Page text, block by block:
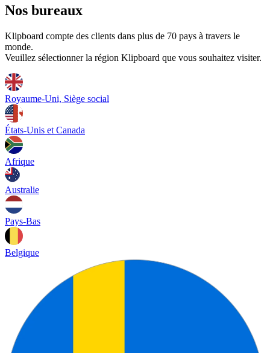
Nos bureaux
Klipboard compte des clients dans plus de 70 pays à travers le
monde.
Veuillez sélectionner la région Klipboard que vous souhaitez visiter.
Royaume-Uni, Siège social
États-Unis et Canada
Afrique
Australie
Pays-Bas
Belgique